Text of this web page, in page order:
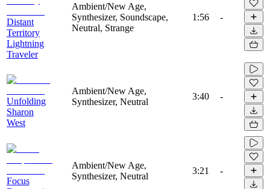
Distant
Territory
Lightning
Traveler
Ambient/New Age,
Synthesizer, Soundscape,
Neutral, Strange
1:56 -
Unfolding
Sharon
West
Ambient/New Age,
Synthesizer, Neutral
3:40 -
Focus
Ambient/New Age,
Synthesizer, Neutral
3:21 -